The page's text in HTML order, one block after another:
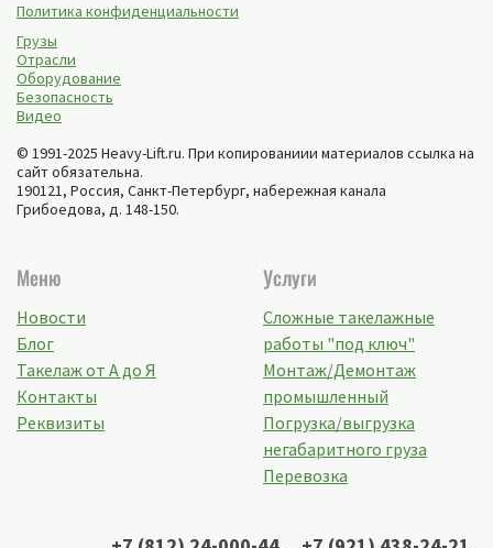
Политика конфиденциальности
Грузы
Отрасли
Оборудование
Безопасность
Видео
© 1991-2025 Heavy-Lift.ru. При копированиии материалов ссылка на
сайт обязательна.
190121, Россия, Санкт-Петербург, набережная канала
Грибоедова, д. 148-150.
Меню
Новости
Блог
Такелаж от А до Я
Контакты
Реквизиты
Услуги
Сложные такелажные
работы "под ключ"
Монтаж/Демонтаж
промышленный
Погрузка/выгрузка
негабаритного груза
Перевозка